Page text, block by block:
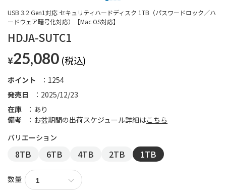
HDJA-SUTC1
USB 3.2 Gen1対応 セキュリティハードディスク 1TB（パスワードロック／ハ
ードウェア暗号化対応）【Mac OS対応】
¥25,080
発売日 2025/12/23
ポイント 1254
在庫
あり
備考
お盆期間の出荷スケジュール詳細はこちら
8TB 6TB 4TB 2TB 1TB
数量